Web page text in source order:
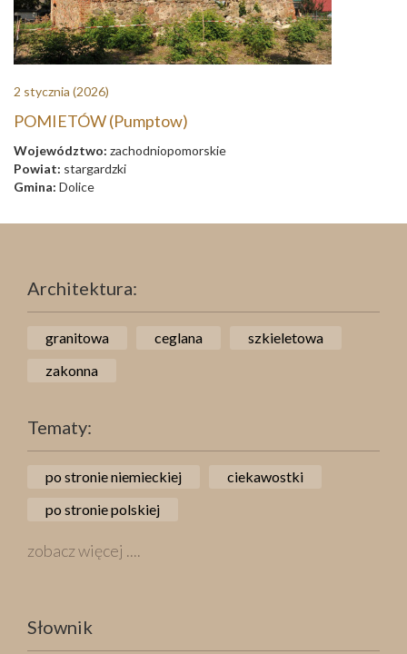
2 stycznia (2026)
POMIETÓW (Pumptow)
Województwo: zachodniopomorskie
Powiat: stargardzki
Gmina: Dolice
Architektura:
granitowa ceglana
szkieletowa
zakonna
Tematy:
po stronie niemieckiej
ciekawostki
po stronie polskiej
zobacz więcej ....
Słownik